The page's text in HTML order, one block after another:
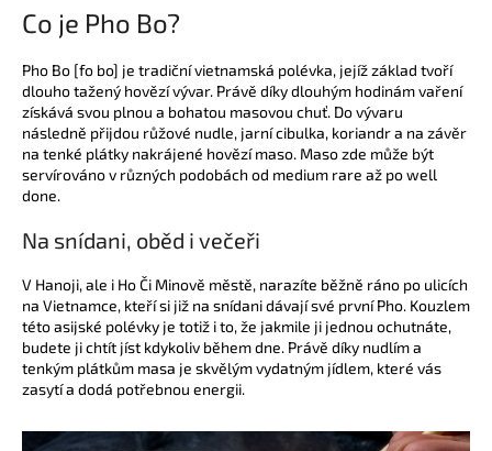
Co je Pho Bo?
Pho Bo [fo bo] je tradiční vietnamská polévka, jejíž základ tvoří
dlouho tažený hovězí vývar. Právě díky dlouhým hodinám vaření
získává svou plnou a bohatou masovou chuť. Do vývaru
následně přijdou růžové nudle, jarní cibulka, koriandr a na závěr
na tenké plátky nakrájené hovězí maso. Maso zde může být
servírováno v různých podobách od medium rare až po well
done.
Na snídani, oběd i večeři
V Hanoji, ale i Ho Či Minově městě, narazíte běžně ráno po ulicích
na Vietnamce, kteří si již na snídani dávají své první Pho. Kouzlem
této asijské polévky je totiž i to, že jakmile ji jednou ochutnáte,
budete ji chtít jíst kdykoliv během dne. Právě díky nudlím a
tenkým plátkům masa je skvělým vydatným jídlem, které vás
zasytí a dodá potřebnou energii.
D
o
p
o
r
u
č
u
j
e
m
e
VÍČKO
PET
95MM
VYPOUKLÉ
OTVOREM